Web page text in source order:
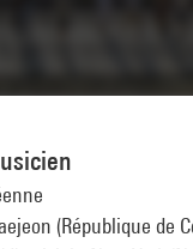
(République de